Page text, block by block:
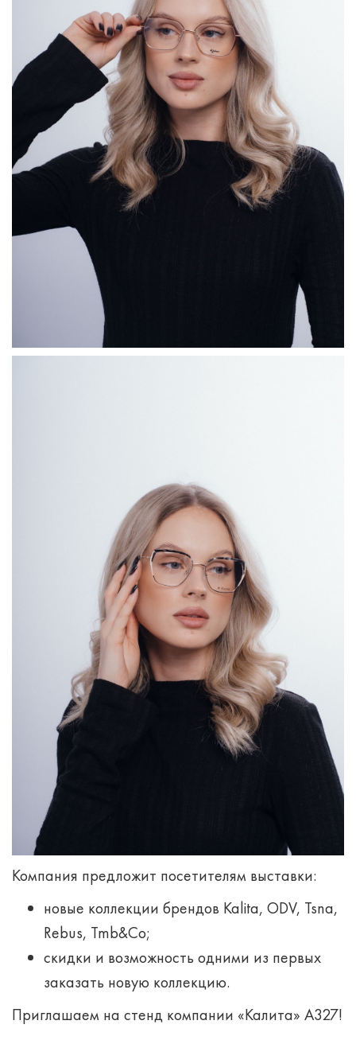
Компания предложит посетителям выставки:
новые коллекции брендов Kalita, ODV, Tsna,
Rebus, Tmb&Co;
скидки и возможность одними из первых
заказать новую коллекцию.
Приглашаем на стенд компании «Калита» А327!